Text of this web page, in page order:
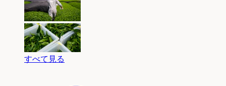
すべて見る